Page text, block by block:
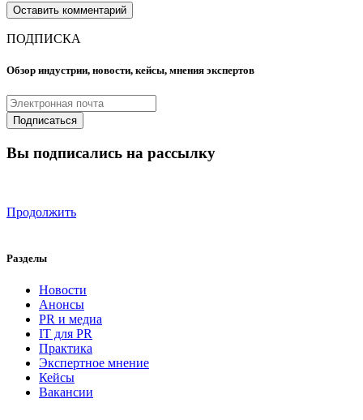
ПОДПИСКА
Обзор индустрии, новости, кейсы, мнения экспертов
Вы подписались на рассылку
Продолжить
Разделы
Новости
Анонсы
PR и медиа
IT для PR
Практика
Экспертное мнение
Кейсы
Вакансии